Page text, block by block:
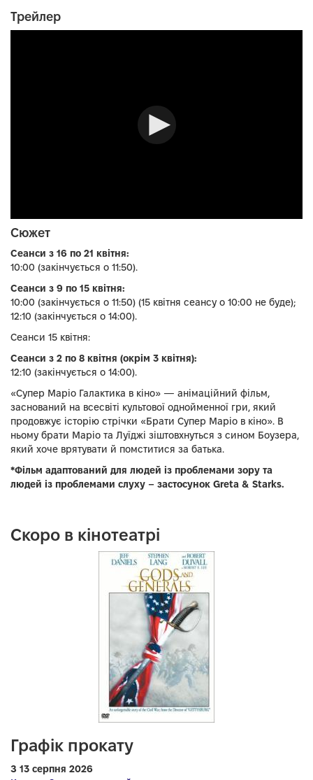
Трейлер
Сюжет
Сеанси з 16 по 21 квітня:
10:00 (закінчується о 11:50).
Сеанси з 9 по 15 квітня:
10:00 (закінчується о 11:50) (15 квітня сеансу о 10:00 не буде);
12:10 (закінчується о 14:00).
Сеанси 15 квітня:
Сеанси з 2 по 8 квітня (окрім 3 квітня):
12:10 (закінчується о 14:00).
«Супер Маріо Галактика в кіно» — анімаційний фільм,
заснований на всесвіті культової однойменної гри, який
продовжує історію стрічки «Брати Супер Маріо в кіно». В
ньому брати Маріо та Луїджі зіштовхнуться з сином Боузера,
який хоче врятувати й помститися за батька.
*Фільм адаптований для людей із проблемами зору та
людей із проблемами слуху – застосунок Greta & Starks.
Скоро в кінотеатрі
Графік прокату
З 13 серпня 2026